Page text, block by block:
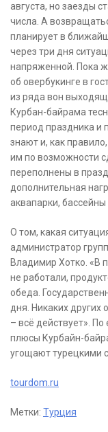
августа, но заезды
числа. А
планирует в
через три дня
напряженной. Пока
об овербукинге в
из ряда вон
Курбан-байрама
период праздника и
знают и, как
им по возможности
переполнены в
дополнительная
аквапарки, бассейны
О том, какая
администратор
Владимир Хотко. «В
не работали,
обеда.
дня. Никаких других
– всё действует».
плюсы Курбайн-
угощают турецкими
tourdom.ru
Метки: Турция